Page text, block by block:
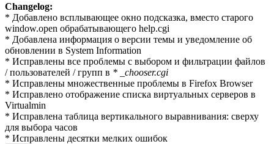
Changelog:
* Добавлено всплывающее окно подсказка, вместо старого
window.open обрабатывающего help.cgi
* Добавлена ​​информация о версии темы и уведомление об
обновлении в System Information
* Исправлены все проблемы с выбором и фильтрации файлов
/ пользователей / групп в * _chooser.cgi
* Исправлены множественные проблемы в Firefox Browser
* Исправлено ​​отображение списка виртуальных серверов в
Virtualmin
* Исправлена ​​таблица вертикального выравнивания: сверху
для выбора часов
* Исправлены десятки мелких ошибок